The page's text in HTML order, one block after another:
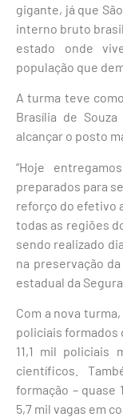
gigante, já que
interno bruto
estado onde
população que
A turma teve
Brasília de
alcançar o posto
“Hoje
preparados para
reforço do efetivo
todas as regiões
sendo realizado
na preservação
estadual da
Com a nova
policiais formados
11,1 mil policiais
científicos.
formação – quase
5,7 mil vagas em